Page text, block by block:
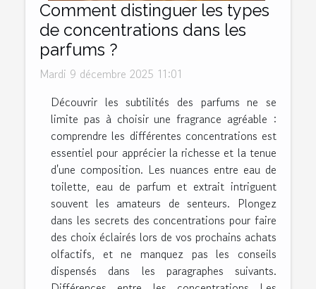
Comment distinguer les types
de concentrations dans les
parfums ?
Mardi 9 décembre 2025 11:01
Découvrir les subtilités des parfums ne se
limite pas à choisir une fragrance agréable :
comprendre les différentes concentrations est
essentiel pour apprécier la richesse et la tenue
d'une composition. Les nuances entre eau de
toilette, eau de parfum et extrait intriguent
souvent les amateurs de senteurs. Plongez
dans les secrets des concentrations pour faire
des choix éclairés lors de vos prochains achats
olfactifs, et ne manquez pas les conseils
dispensés dans les paragraphes suivants.